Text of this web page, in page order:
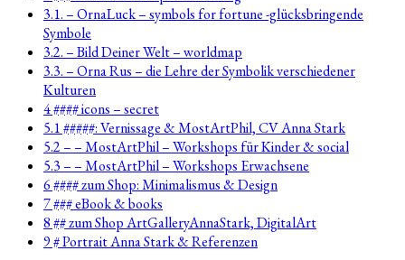
3.1. – OrnaLuck – symbols for fortune -glücksbringende
Symbole
3.2. – Bild Deiner Welt – worldmap
3.3. – Orna Rus – die Lehre der Symbolik verschiedener
Kulturen
4 #### icons – secret
5.1 #####: Vernissage & MostArtPhil, CV Anna Stark
5.2 – – MostArtPhil – Workshops für Kinder & social
5.3 – – MostArtPhil – Workshops Erwachsene
6 #### zum Shop: Minimalismus & Design
7 ### eBook & books
8 ## zum Shop ArtGalleryAnnaStark, DigitalArt
9 # Portrait Anna Stark & Referenzen